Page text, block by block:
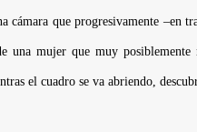
cámara que progresivamente
una mujer que muy
el cuadro se va abriendo,